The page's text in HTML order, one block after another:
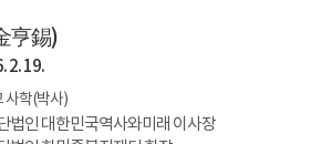
亨錫)
2. 19.
사학(박사)
법인 대한민국역사와미래 이사장